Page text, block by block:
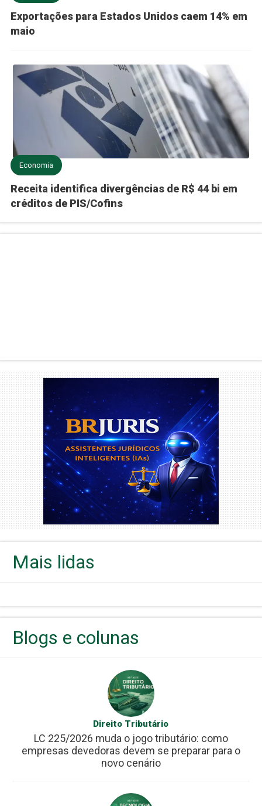
Exportações para Estados Unidos caem 14% em
maio
Economia
Receita identifica divergências de R$ 44 bi em
créditos de PIS/Cofins
Mais lidas
Blogs e colunas
Direito Tributário
LC 225/2026 muda o jogo tributário: como
empresas devedoras devem se preparar para o
novo cenário